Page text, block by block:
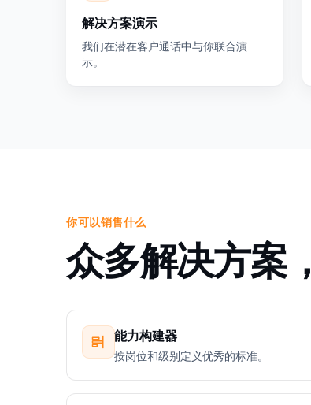
解决方案演示
我们在潜在客户通话中与你联合演
示。
你可以销售什么
众多解决方案
能力构建器
按岗位和级别定义优秀的标准。